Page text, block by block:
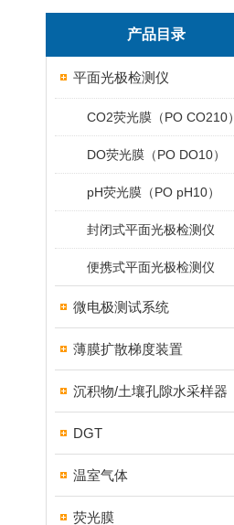
产品目录
平面光极检测仪
CO2荧光膜（PO CO210）
DO荧光膜（PO DO10）
pH荧光膜（PO pH10）
封闭式平面光极检测仪
便携式平面光极检测仪
微电极测试系统
薄膜扩散梯度装置
沉积物/土壤孔隙水采样器
DGT
温室气体
荧光膜